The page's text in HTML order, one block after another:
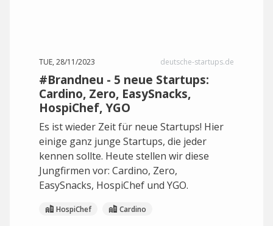
TUE, 28/11/2023 deutsche-startups.de
#Brandneu - 5 neue Startups:
Cardino, Zero, EasySnacks,
HospiChef, YGO
Es ist wieder Zeit für neue Startups! Hier
einige ganz junge Startups, die jeder
kennen sollte. Heute stellen wir diese
Jungfirmen vor: Cardino, Zero,
EasySnacks, HospiChef und YGO.
HospiChef Cardino